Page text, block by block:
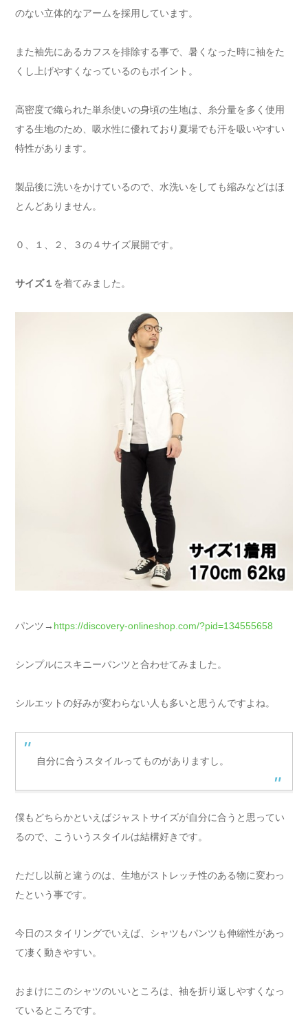
のない立体的なアームを採用しています。
また袖先にあるカフスを排除する事で、暑くなった時に袖をた
くし上げやすくなっているのもポイント。
高密度で織られた単糸使いの身頃の生地は、糸分量を多く使用
する生地のため、吸水性に優れており夏場でも汗を吸いやすい
特性があります。
製品後に洗いをかけているので、水洗いをしても縮みなどはほ
とんどありません。
０、１、２、３の４サイズ展開です。
サイズ１ を着てみました。
パンツ→ https://discovery-onlineshop.com/?pid=134555658
シンプルにスキニーパンツと合わせてみました。
シルエットの好みが変わらない人も多いと思うんですよね。
自分に合うスタイルってものがありますし。
僕もどちらかといえばジャストサイズが自分に合うと思ってい
るので、こういうスタイルは結構好きです。
ただし以前と違うのは、生地がストレッチ性のある物に変わっ
たという事です。
今日のスタイリングでいえば、シャツもパンツも伸縮性があっ
て凄く動きやすい。
おまけにこのシャツのいいところは、袖を折り返しやすくなっ
ているところです。